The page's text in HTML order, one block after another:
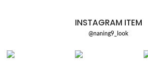
INSTAGRAM ITEM
@naning9_look